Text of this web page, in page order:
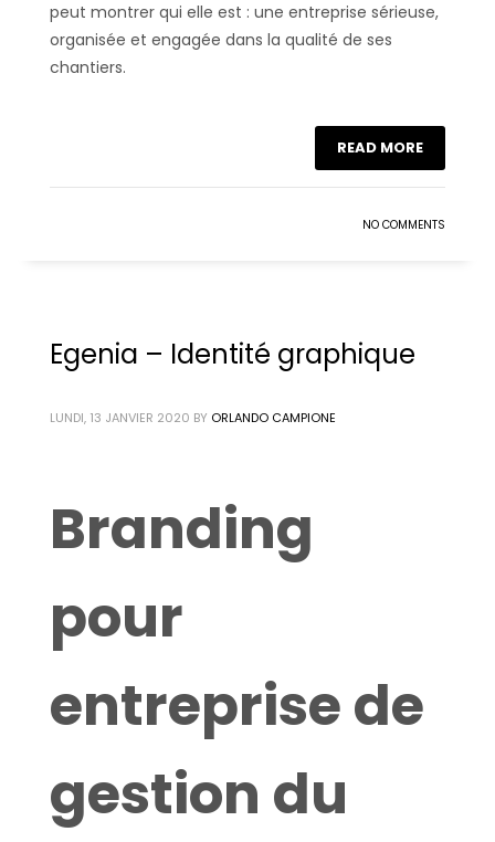
peut montrer qui elle est : une entreprise sérieuse,
organisée et engagée dans la qualité de ses
chantiers.
READ MORE
NO COMMENTS
Egenia – Identité graphique
LUNDI, 13 JANVIER 2020 BY ORLANDO CAMPIONE
Branding
pour
entreprise de
gestion du